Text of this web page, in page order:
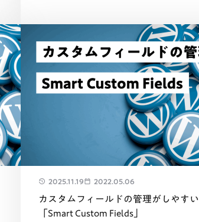
2025.11.19 2022.05.06
カスタムフィールドの管理がしやすい
「Smart Custom Fields」